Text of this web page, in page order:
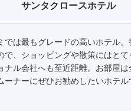
サンタクロースホテル
では最もグレードの高いホテル
で、ショッピングや散策にはと
ナル会社へも至近距離。お部屋
ーナーにぜひお勧めしたいホテル